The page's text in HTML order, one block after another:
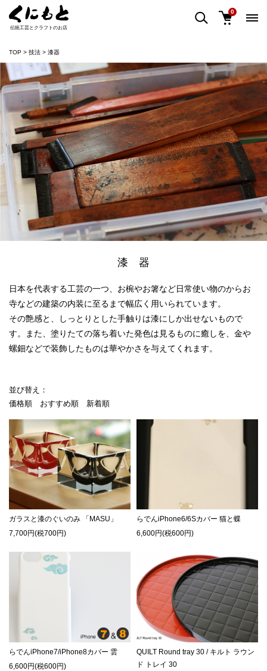
伝統工芸とクラフトのお店
0
TOP 技法 漆器
漆 器
日本を代表する工芸の一つ、お椀やお箸など日常使い物のからお
寺などの建築の内装に至るまで幅広く用いられています。
その艶感と、しっとりとした手触りは漆にしか出せないもので
す。また、塗りたての落ち着いた発色は見るものに癒しを、金や
螺鈿などで装飾したものは華やかさを与えてくれます。
並び替え：
価格順
おすすめ順 新着順
ガラスと漆のぐいのみ 「MASU」
7,700円(税700円)
らでんiPhone6/6Sカバー 猫と蝶
6,600円(税600円)
らでんiPhone7/iPhone8カバー 雲
6,600円(税600円)
QUILT Round tray 30 / キルト ラウン
ド トレイ 30